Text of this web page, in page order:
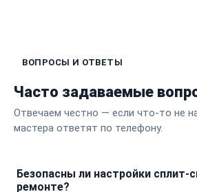
ВОПРОСЫ И ОТВЕТЫ
Часто задаваемые
Отвечаем честно — если что-то не
мастера ответят по телефону.
Безопасны ли настройки сплит-
ремонте?